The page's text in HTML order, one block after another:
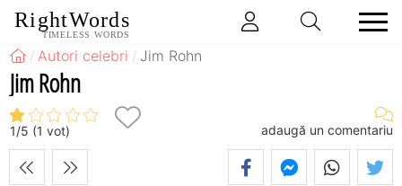
RightWords
TIMELESS WORDS
Autori celebri Jim Rohn
Jim Rohn
1/5 (1 vot) adaugă un comentariu